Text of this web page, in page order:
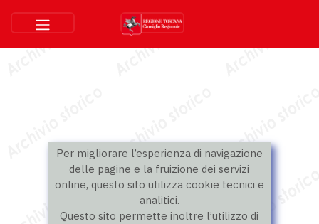
Per migliorare l’esperienza di navigazione
delle pagine e la fruizione dei servizi
online, questo sito utilizza cookie tecnici e
analitici.
Questo sito permette inoltre l’utilizzo di